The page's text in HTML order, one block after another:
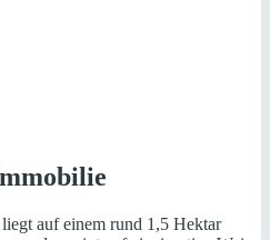
auf einem rund 1,5 Hektar